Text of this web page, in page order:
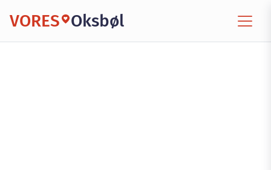
VORES Oksbøl